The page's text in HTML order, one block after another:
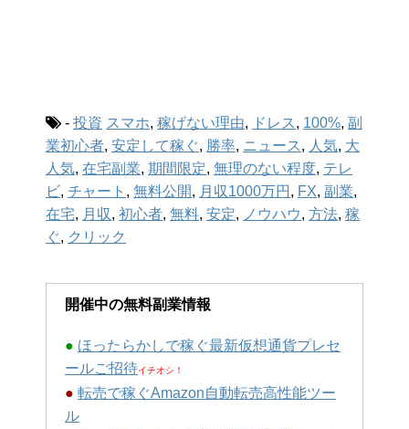
- 投資 スマホ, 稼げない理由, ドレス , 100%, 副
業初心者, 安定して稼ぐ, 勝率, ニュース , 人気, 大
人気, 在宅副業, 期間限定, 無理のない程度, テレ
ビ, チャート , 無料公開, 月収1000万円 , FX, 副業,
在宅, 月収, 初心者, 無料, 安定, ノウハウ, 方法, 稼
ぐ, クリック
開催中の無料副業情報
● ほったらかしで稼ぐ最新仮想通貨プレセ
ールご招待イチオシ！
● 転売で稼ぐAmazon自動転売高性能ツー
ル